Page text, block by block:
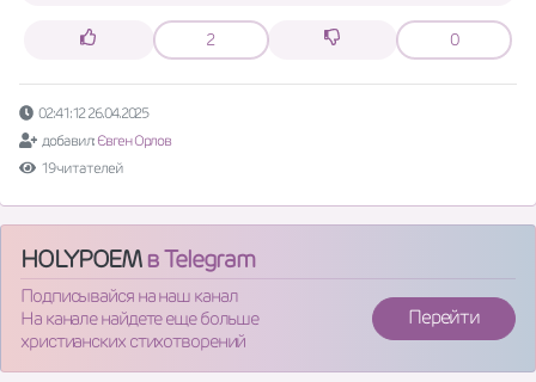
2 0
02:41:12 26.04.2025
добавил: Євген Орлов
19 читателей
HOLYPOEMв Telegram
Подписывайся на наш канал
На канале найдете еще больше
христианских стихотворений
Перейти